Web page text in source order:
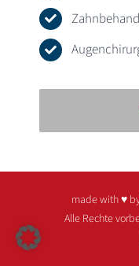
made with ♥
Alle Rechte